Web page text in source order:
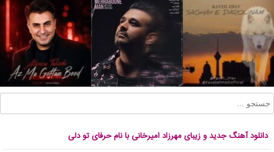
دانلود آهنگ جدید و زیبای مهرزاد امیرخانی با نام حرفای تو دلی